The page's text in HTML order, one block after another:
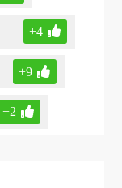
+4
+9
+2